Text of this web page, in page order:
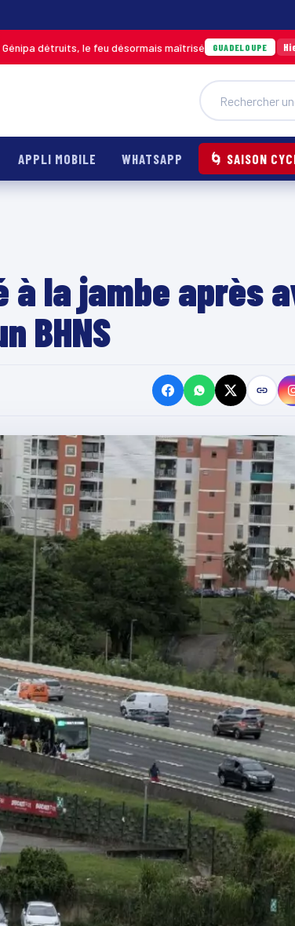
le feu désormais maîtrisé GUADELOUPE Hier · 21h27
APPLI MOBILE WHATSAPP 🌀 SAISON
à la jambe après
BHNS